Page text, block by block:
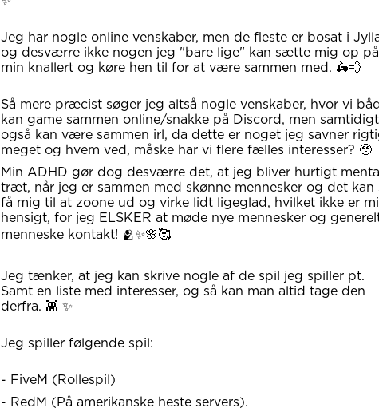
Jeg har nogle online venskaber, men de fleste er bosat i
og desværre ikke nogen jeg "bare lige" kan sætte mig op på
min knallert og køre hen til for at være sammen med. 🛵💨
Så mere præcist søger jeg altså nogle venskaber, hvor vi
kan game sammen online/snakke på Discord, men samtidigt
også kan være sammen irl, da dette er noget jeg savner
meget og hvem ved, måske har vi flere fælles interesser? 🥹
Min ADHD gør dog desværre det, at jeg bliver hurtigt
træt, når jeg er sammen med skønne mennesker og det kan
få mig til at zoone ud og virke lidt ligeglad, hvilket ikke er
hensigt, for jeg ELSKER at møde nye mennesker og
menneske kontakt! 🫂✨🌸🥰
Jeg tænker, at jeg kan skrive nogle af de spil jeg spiller pt.
Samt en liste med interesser, og så kan man altid tage den
derfra. 👾 ✨
Jeg spiller følgende spil:
- FiveM (Rollespil)
- RedM (På amerikanske heste servers).